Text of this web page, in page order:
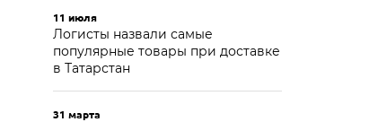
11 июля
Логисты назвали самые
популярные товары при доставке
в Татарстан
31 марта